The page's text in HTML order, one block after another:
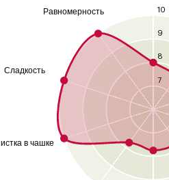
10
9
8
7
в чашке
Сладкость
Равномерность